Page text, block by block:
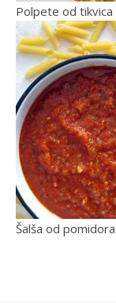
Polpete od tikvica
Šalša od pomidora